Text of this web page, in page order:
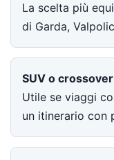
La scelta più
di Garda,
SUV o crossover
Utile se viaggi
un itinerario con